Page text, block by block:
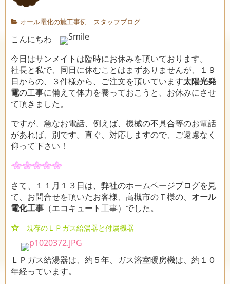
オール電化の施工事例 | スタッフブログ
こんにちわ
今日はサンメイトは臨時にお休みを頂いております。
社長と私で、同日に休むことはまずありませんが、１９
日からの、３件様から、ご注文を頂いています太陽光発
電の工事に備えて体力を養っておこうと、お休みにさせ
て頂きました。
ですが、急なお電話、例えば、機械の不具合等のお電話
があれば、別です。直ぐ、対応しますので、ご遠慮なく
仰って下さい！
さて、１１月１３日は、弊社のホームページブログを見
て、お問合せを頂いたお客様、高槻市のＴ様の、 オール
電化工事 （エコキュート工事）でした。
☆ 既存のＬＰガス給湯器と付属機器
ＬＰガス給湯器は、約５年、ガス浴室暖房機は、約１０
年経っています。